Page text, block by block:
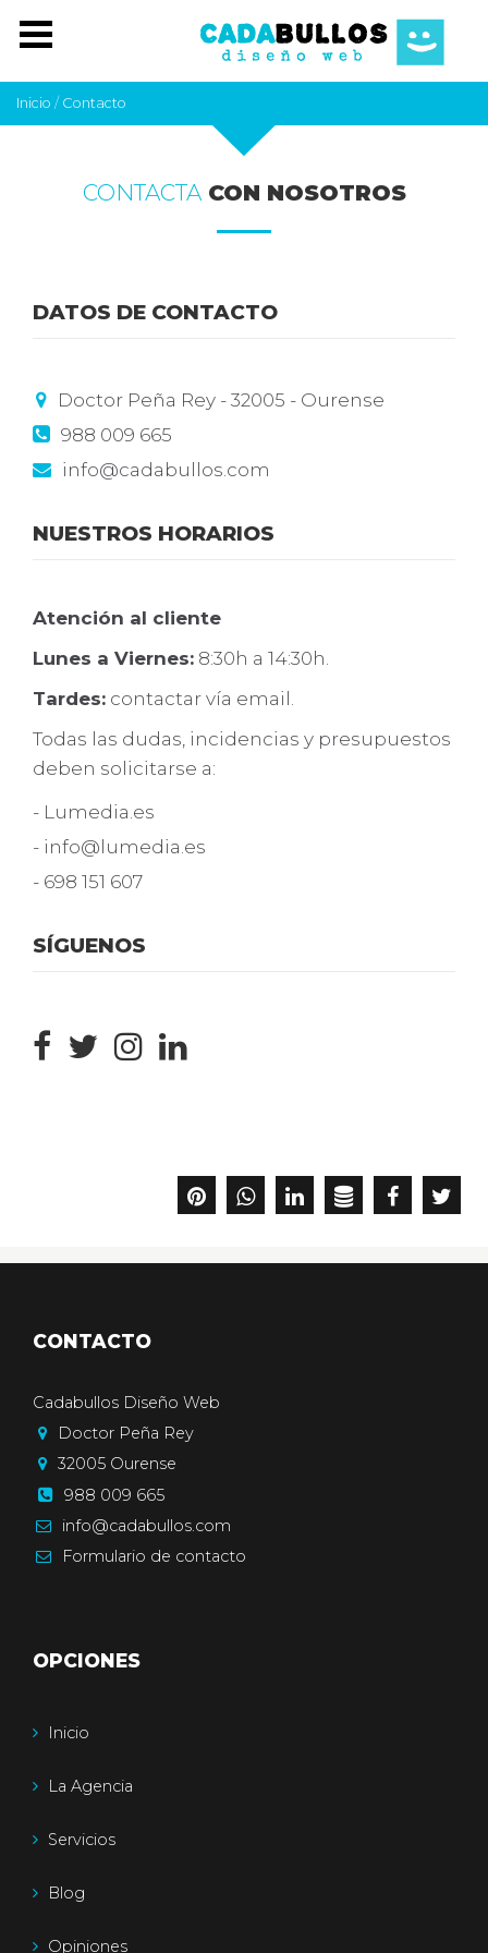
Inicio / Contacto
CONTACTACON NOSOTROS
DATOS DE CONTACTO
Doctor Peña Rey - 32005 - Ourense
988 009 665
info@cadabullos.com
NUESTROS HORARIOS
Atención al cliente
Lunes a Viernes: 8:30h a 14:30h.
Tardes: contactar vía email.
Todas las dudas, incidencias y presupuestos
deben solicitarse a:
- Lumedia.es
- info@lumedia.es
- 698 151 607
SÍGUENOS
CONTACTO
Cadabullos Diseño Web
Doctor Peña Rey
32005 Ourense
988 009 665
info@cadabullos.com
Formulario de contacto
OPCIONES
Inicio
La Agencia
Servicios
Blog
Opiniones